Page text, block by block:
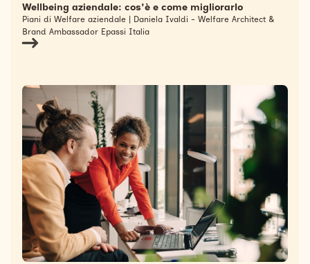
Wellbeing aziendale: cos'è e come migliorarlo
Piani di Welfare aziendale | Daniela Ivaldi - Welfare Architect &
Brand Ambassador Epassi Italia